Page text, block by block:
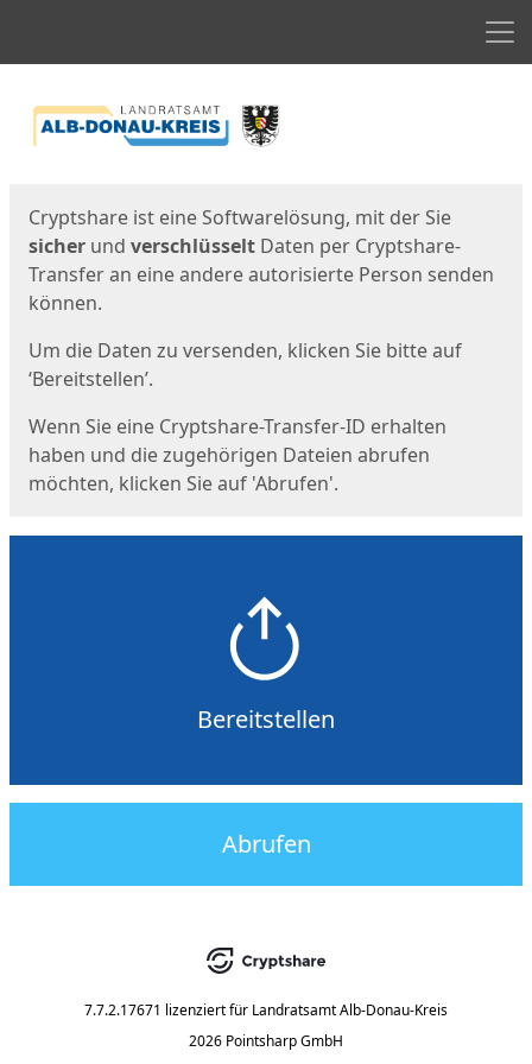
Cryptshare ist eine Softwarelösung, mit der Sie
sicher und verschlüsselt Daten per Cryptshare-
Transfer an eine andere autorisierte Person senden
können.
Um die Daten zu versenden, klicken Sie bitte auf
‘Bereitstellen’.
Wenn Sie eine Cryptshare-Transfer-ID erhalten
haben und die zugehörigen Dateien abrufen
möchten, klicken Sie auf 'Abrufen'.
Bereitstellen
Abrufen
7.7.2.17671 lizenziert für Landratsamt Alb-Donau-Kreis
2026 Pointsharp GmbH